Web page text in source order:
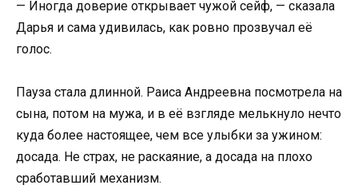
— Иногда доверие открывает чужой сейф, — сказала
Дарья и сама удивилась, как ровно прозвучал её
голос.
Пауза стала длинной. Раиса Андреевна посмотрела на
сына, потом на мужа, и в её взгляде мелькнуло нечто
куда более настоящее, чем все улыбки за ужином:
досада. Не страх, не раскаяние, а досада на плохо
сработавший механизм.